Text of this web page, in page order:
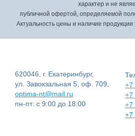
характер и не
публичной офертой, определяемой
Актуальность цены и наличие
620046, г. Екатеринбург,
ул. Завокзальная 5, оф. 709,
optima-nt@mail.ru
пн-пт: с 9:00 до 18:00
+7
+7
+7
+7